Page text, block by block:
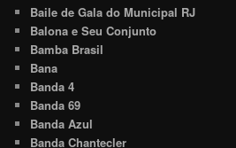
Baile de Gala do Municipal RJ
Balona e Seu Conjunto
Bamba Brasil
Bana
Banda 4
Banda 69
Banda Azul
Banda Chantecler